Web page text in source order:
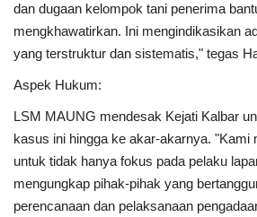
Nasional
Otomotif
Gallery
Politik
dan dugaan kelompok tani penerima
mengkhawatirkan. Ini mengindikasikan
yang terstruktur dan sistematis," tegas
Aspek Hukum:
LSM MAUNG mendesak Kejati Kalbar
kasus ini hingga ke akar-akarnya. "Kami
untuk tidak hanya fokus pada pelaku
mengungkap pihak-pihak yang
perencanaan dan pelaksanaan